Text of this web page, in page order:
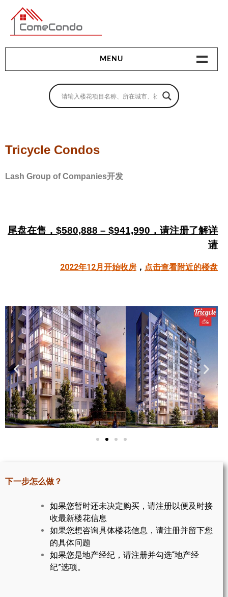
多伦多最新最全的楼花搜索引擎
MENU
地产相关
卖房指南
贷款指南
多伦多地产
大多伦多地区楼花开发商名录
楼花地图
楼花转让专区
多伦多市中心楼花项目
怡陶碧谷社区介绍
怡陶碧谷楼花项目
密西沙加社区介绍
密西沙加楼花项目
奥克维尔社区介绍
奥克维尔楼花项目
列治文山楼花项目
Tricycle Condos
Lash Group of Companies开发
尾盘在售， $580,888 – $941,990，请注册了解详
请
2022年12月开始收房 ， 点击查看附近的楼盘
下一步怎么做？
如果您暂时还未决定购买，请注册以便及时接
收最新楼花信息
如果您想咨询具体楼花信息，请注册并留下您
的具体问题
如果您是地产经纪，请注册并勾选“地产经
纪”选项。